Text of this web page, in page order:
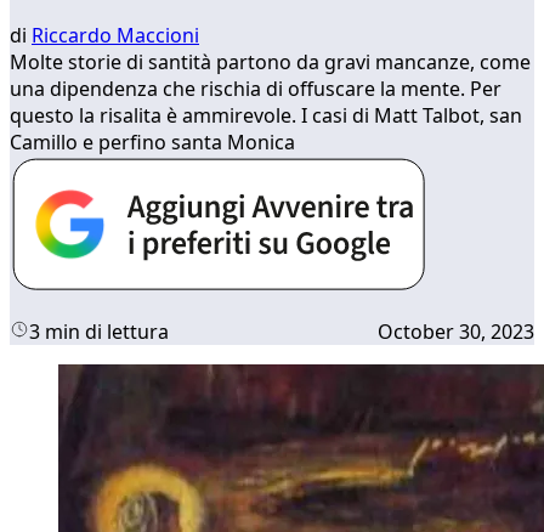
di Riccardo Maccioni
Molte storie di santità partono da gravi mancanze, come
una dipendenza che rischia di offuscare la mente. Per
questo la risalita è ammirevole. I casi di Matt Talbot, san
Camillo e perfino santa Monica
3 min di lettura October 30, 2023